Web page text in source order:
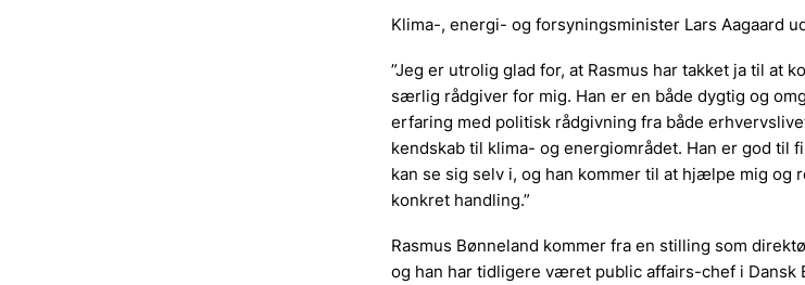
Klima-, energi- og forsyningsminister Lars Aagaard
”Jeg er utrolig glad for, at Rasmus har takket ja til at
særlig rådgiver for mig. Han er en både dygtig og
erfaring med politisk rådgivning fra både
kendskab til klima- og energiområdet. Han er god til
kan se sig selv i, og han kommer til at hjælpe mig og
konkret handling.”
Rasmus Bønneland kommer fra en stilling som
og han har tidligere været public affairs-chef i Dansk